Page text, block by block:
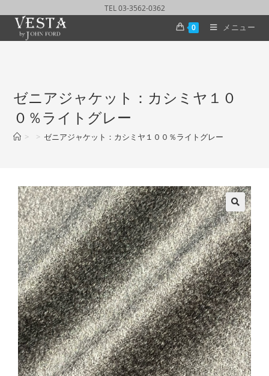
TEL 03-3562-0362
0
メニュー
ゼニアジャケット：カシミヤ１０
０％ライトグレー
> > ゼニアジャケット：カシミヤ１００％ライトグレー